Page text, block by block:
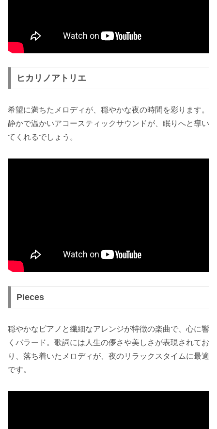
ヒカリノアトリエ
希望に満ちたメロディが、穏やかな夜の時間を彩ります。
静かで温かいアコースティックサウンドが、眠りへと導い
てくれるでしょう。
Pieces
穏やかなピアノと繊細なアレンジが特徴の楽曲で、心に響
くバラード。歌詞には人生の儚さや美しさが表現されてお
り、落ち着いたメロディが、夜のリラックスタイムに最適
です。